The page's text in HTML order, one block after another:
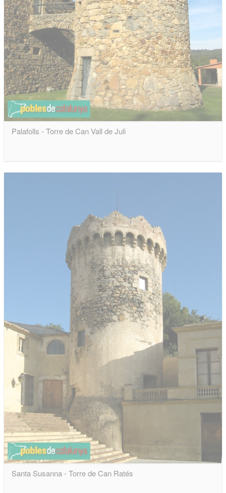
Palafolls - Torre de Can Vall de Juli
Santa Susanna - Torre de Can Ratés